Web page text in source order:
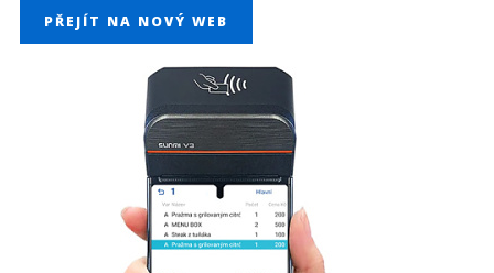
PŘEJÍT NA NOVÝ WEB